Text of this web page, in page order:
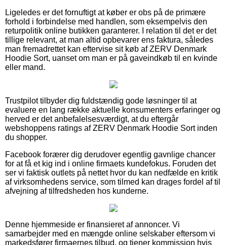
Ligeledes er det fornuftigt at køber er obs på de primære
forhold i forbindelse med handlen, som eksempelvis den
returpolitik online butikken garanterer. I relation til det er det
tillige relevant, at man altid opbevarer ens faktura, således
man fremadrettet kan eftervise sit køb af ZERV Denmark
Hoodie Sort, uanset om man er på gaveindkøb til en kvinde
eller mand.
Trustpilot tilbyder dig fuldstændig gode løsninger til at
evaluere en lang række aktuelle konsumenters erfaringer og
herved er det anbefalelsesværdigt, at du eftergår
webshoppens ratings af ZERV Denmark Hoodie Sort inden
du shopper.
Facebook forærer dig derudover egentlig gavnlige chancer
for at få et kig ind i online firmaets kundefokus. Foruden det
ser vi faktisk outlets på nettet hvor du kan nedfælde en kritik
af virksomhedens service, som tilmed kan drages fordel af til
afvejning af tilfredsheden hos kunderne.
Denne hjemmeside er finansieret af annoncer. Vi
samarbejder med en mængde online selskaber eftersom vi
markedsfører firmaernes tilbud, og tjener kommission hvis